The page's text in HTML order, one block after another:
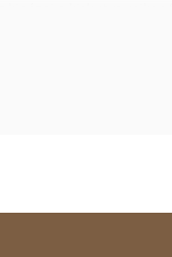
képet, hogy
eredményei